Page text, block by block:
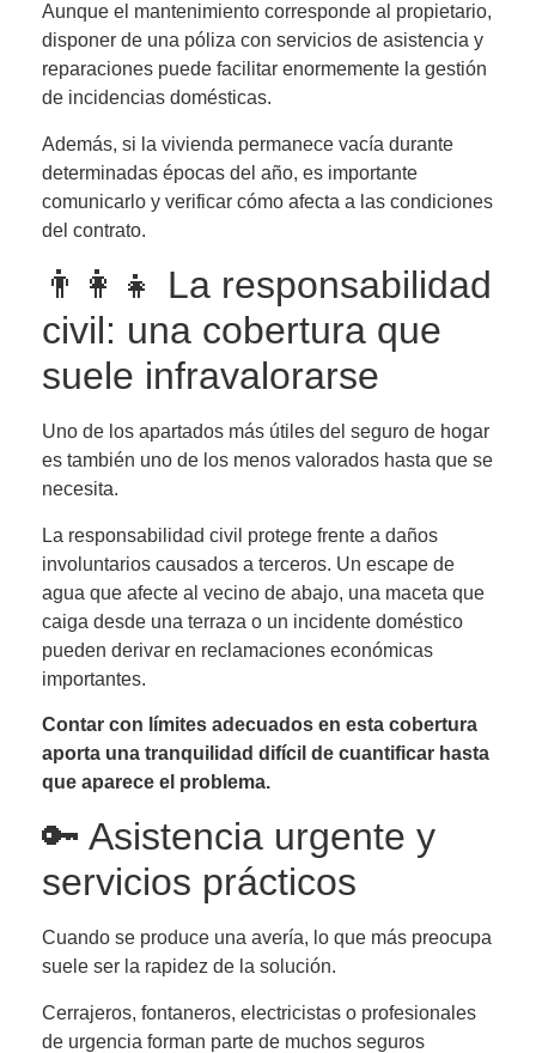
Aunque el mantenimiento corresponde al propietario,
disponer de una póliza con servicios de asistencia y
reparaciones puede facilitar enormemente la gestión
de incidencias domésticas.
Además, si la vivienda permanece vacía durante
determinadas épocas del año, es importante
comunicarlo y verificar cómo afecta a las condiciones
del contrato.
👨‍👩‍👧 La responsabilidad
civil: una cobertura que
suele infravalorarse
Uno de los apartados más útiles del seguro de hogar
es también uno de los menos valorados hasta que se
necesita.
La responsabilidad civil protege frente a daños
involuntarios causados a terceros. Un escape de
agua que afecte al vecino de abajo, una maceta que
caiga desde una terraza o un incidente doméstico
pueden derivar en reclamaciones económicas
importantes.
Contar con límites adecuados en esta cobertura
aporta una tranquilidad difícil de cuantificar hasta
que aparece el problema.
🔑 Asistencia urgente y
servicios prácticos
Cuando se produce una avería, lo que más preocupa
suele ser la rapidez de la solución.
Cerrajeros, fontaneros, electricistas o profesionales
de urgencia forman parte de muchos seguros